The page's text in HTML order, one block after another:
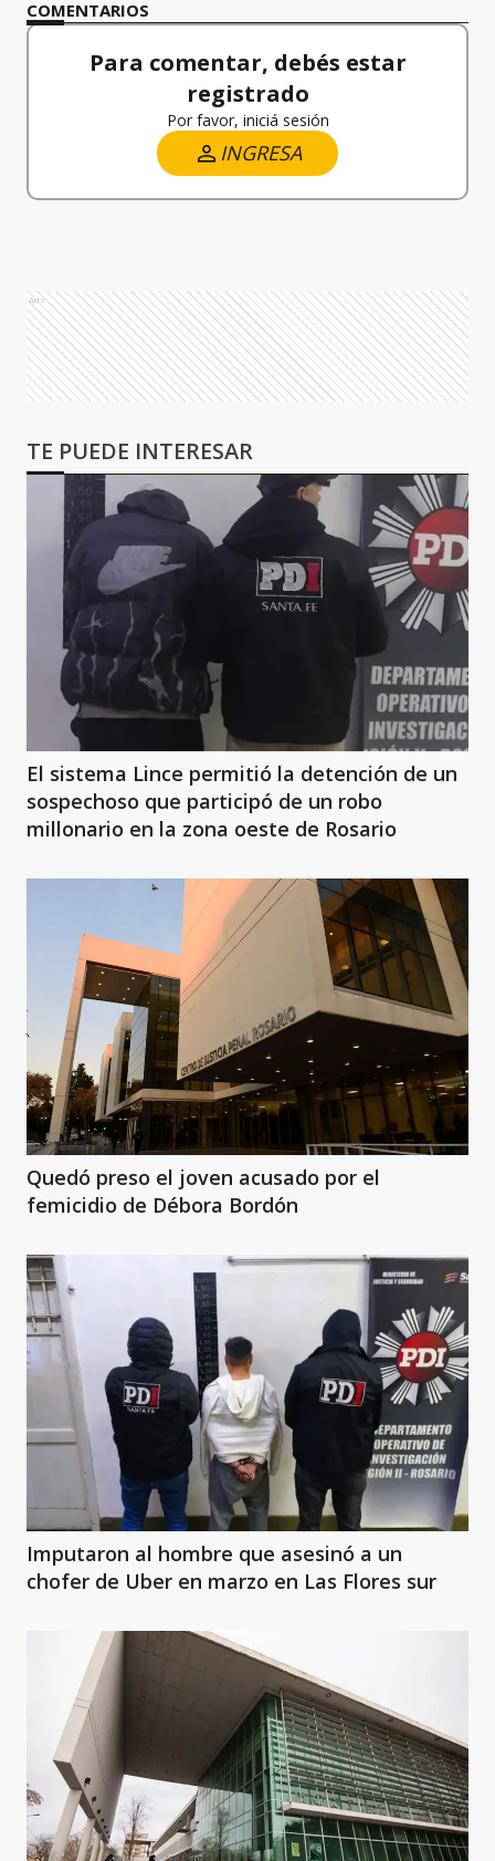
COMENTARIOS
Para comentar, debés estar
registrado
Por favor, iniciá sesión
INGRESA
Ads
TE PUEDE INTERESAR
El sistema Lince permitió la detención de un
sospechoso que participó de un robo
millonario en la zona oeste de Rosario
Quedó preso el joven acusado por el
femicidio de Débora Bordón
Imputaron al hombre que asesinó a un
chofer de Uber en marzo en Las Flores sur